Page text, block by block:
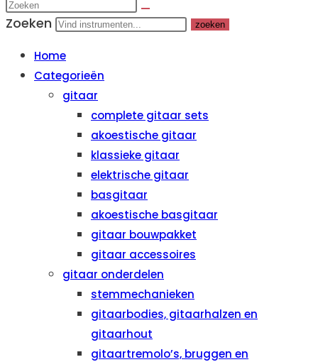
Zoeken zoeken
Home
Categorieën
gitaar
complete gitaar sets
akoestische gitaar
klassieke gitaar
elektrische gitaar
basgitaar
akoestische basgitaar
gitaar bouwpakket
gitaar accessoires
gitaar onderdelen
stemmechanieken
gitaarbodies, gitaarhalzen en
gitaarhout
gitaartremolo’s, bruggen en